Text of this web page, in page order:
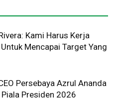
Kami Harus Kerja
Mencapai Target Yang
Persebaya Azrul Ananda
Presiden 2026